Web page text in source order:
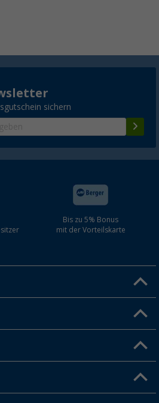
sichern
Bis zu 5% Bonus
mit der Vorteilskarte